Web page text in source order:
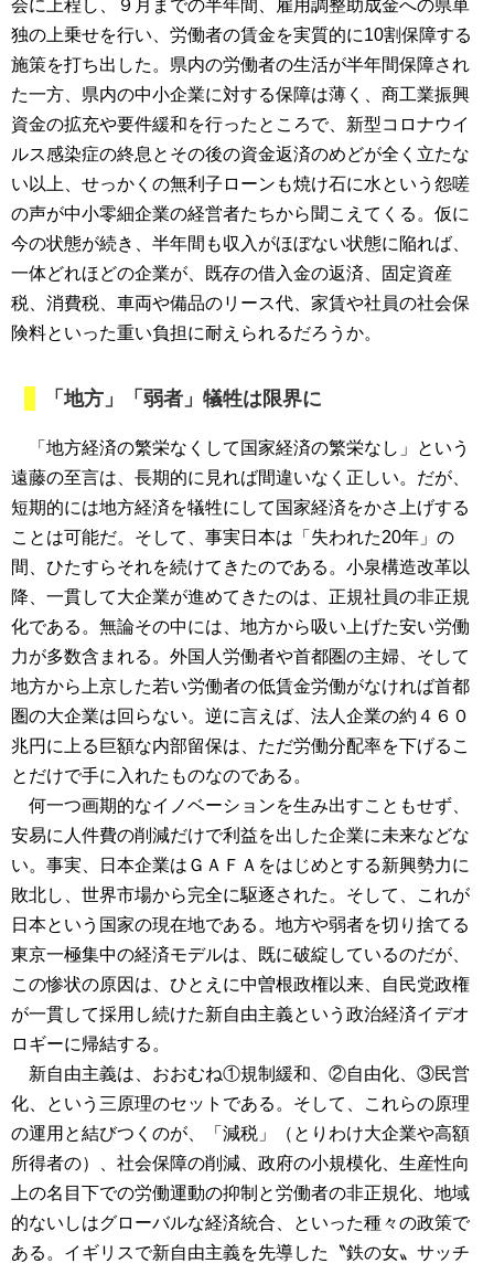
会に上程し、９月までの半年間、雇用調整助成金への県単
独の上乗せを行い、労働者の賃金を実質的に10割保障する
施策を打ち出した。県内の労働者の生活が半年間保障され
た一方、県内の中小企業に対する保障は薄く、商工業振興
資金の拡充や要件緩和を行ったところで、新型コロナウイ
ルス感染症の終息とその後の資金返済のめどが全く立たな
い以上、せっかくの無利子ローンも焼け石に水という怨嗟
の声が中小零細企業の経営者たちから聞こえてくる。仮に
今の状態が続き、半年間も収入がほぼない状態に陥れば、
一体どれほどの企業が、既存の借入金の返済、固定資産
税、消費税、車両や備品のリース代、家賃や社員の社会保
険料といった重い負担に耐えられるだろうか。
「地方」「弱者」犠牲は限界に
「地方経済の繁栄なくして国家経済の繁栄なし」という
遠藤の至言は、長期的に見れば間違いなく正しい。だが、
短期的には地方経済を犠牲にして国家経済をかさ上げする
ことは可能だ。そして、事実日本は「失われた20年」の
間、ひたすらそれを続けてきたのである。小泉構造改革以
降、一貫して大企業が進めてきたのは、正規社員の非正規
化である。無論その中には、地方から吸い上げた安い労働
力が多数含まれる。外国人労働者や首都圏の主婦、そして
地方から上京した若い労働者の低賃金労働がなければ首都
圏の大企業は回らない。逆に言えば、法人企業の約４６０
兆円に上る巨額な内部留保は、ただ労働分配率を下げるこ
とだけで手に入れたものなのである。
何一つ画期的なイノベーションを生み出すこともせず、
安易に人件費の削減だけで利益を出した企業に未来などな
い。事実、日本企業はＧＡＦＡをはじめとする新興勢力に
敗北し、世界市場から完全に駆逐された。そして、これが
日本という国家の現在地である。地方や弱者を切り捨てる
東京一極集中の経済モデルは、既に破綻しているのだが、
この惨状の原因は、ひとえに中曽根政権以来、自民党政権
が一貫して採用し続けた新自由主義という政治経済イデオ
ロギーに帰結する。
新自由主義は、おおむね①規制緩和、②自由化、③民営
化、という三原理のセットである。そして、これらの原理
の運用と結びつくのが、「減税」（とりわけ大企業や高額
所得者の）、社会保障の削減、政府の小規模化、生産性向
上の名目下での労働運動の抑制と労働者の非正規化、地域
的ないしはグローバルな経済統合、といった種々の政策で
ある。イギリスで新自由主義を先導した〝鉄の女〟サッチ